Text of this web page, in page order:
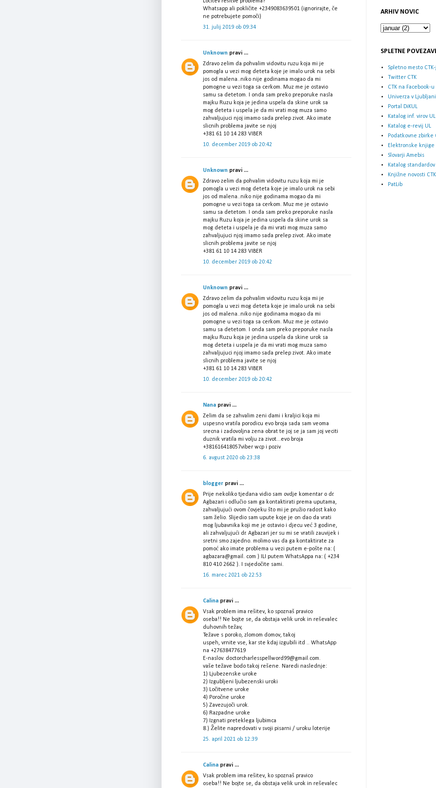
Whatsapp ali pokličite +2349083639501 (ignorirajte, če
ne potrebujete pomoči)
31. julij 2019 ob 09:34
Unknown pravi ...
Zdravo zelim da pohvalim vidovitu ruzu koja mi je
pomogla u vezi mog deteta koje je imalo urok na sebi
jos od malena..niko nije godinama mogao da mi
pomogne u vezi toga sa cerkom. Muz me je ostavio
samu sa detetom. I onda sam preko preporuke nasla
majku Ruzu koja je jedina uspela da skine urok sa
mog deteta i uspela je da mi vrati mog muza samo
zahvaljujuci njoj imamo sada prelep zivot. Ako imate
slicnih problema javite se njoj
+381 61 10 14 283 VIBER
10. december 2019 ob 20:42
Unknown pravi ...
Zdravo zelim da pohvalim vidovitu ruzu koja mi je
pomogla u vezi mog deteta koje je imalo urok na sebi
jos od malena..niko nije godinama mogao da mi
pomogne u vezi toga sa cerkom. Muz me je ostavio
samu sa detetom. I onda sam preko preporuke nasla
majku Ruzu koja je jedina uspela da skine urok sa
mog deteta i uspela je da mi vrati mog muza samo
zahvaljujuci njoj imamo sada prelep zivot. Ako imate
slicnih problema javite se njoj
+381 61 10 14 283 VIBER
10. december 2019 ob 20:42
Unknown pravi ...
Zdravo zelim da pohvalim vidovitu ruzu koja mi je
pomogla u vezi mog deteta koje je imalo urok na sebi
jos od malena..niko nije godinama mogao da mi
pomogne u vezi toga sa cerkom. Muz me je ostavio
samu sa detetom. I onda sam preko preporuke nasla
majku Ruzu koja je jedina uspela da skine urok sa
mog deteta i uspela je da mi vrati mog muza samo
zahvaljujuci njoj imamo sada prelep zivot. Ako imate
slicnih problema javite se njoj
+381 61 10 14 283 VIBER
10. december 2019 ob 20:42
Nana pravi ...
Zelim da se zahvalim zeni dami i kraljici koja mi
uspesno vratila porodicu evo broja sada sam veoma
srecna i zadovoljna zena obrat te joj se ja sam joj veciti
duznik vratila mi volju za zivot...evo broja
+381616418057viber wcp i poziv
6. avgust 2020 ob 23:38
blogger pravi ...
Prije nekoliko tjedana vidio sam ovdje komentar o dr.
Agbazari i odlučio sam ga kontaktirati prema uputama,
zahvaljujući ovom čovjeku što mi je pružio radost kako
sam želio. Slijedio sam upute koje je on dao da vrati
mog ljubavnika koji me je ostavio i djecu već 3 godine,
ali zahvaljujući dr. Agbazari jer su mi se vratili zauvijek i
sretni smo zajedno. molimo vas da ga kontaktirate za
pomoć ako imate problema u vezi putem e-pošte na: (
agbazara@gmail. com ) ILI putem WhatsAppa na: ( +234
810 410 2662 ). I svjedočite sami.
16. marec 2021 ob 22:53
Calina pravi ...
Vsak problem ima rešitev, ko spoznaš pravico
oseba!! Ne bojte se, da obstaja velik urok in reševalec
duhovnih težav,
Težave s poroko, zlomom domov, takoj
uspeh, vrnite vse, kar ste kdaj izgubili itd .. WhatsApp
na +27638477619
E-naslov. doctorcharlesspellword99@gmail.com.
vaše težave bodo takoj rešene. Naredi naslednje:
1) Ljubezenske uroke
2) Izgubljeni ljubezenski uroki
3) Ločitvene uroke
4) Poročne uroke
5) Zavezujoči urok.
6) Razpadne uroke
7) Izgnati preteklega ljubimca
8.) Želite napredovati v svoji pisarni / uroku loterije
25. april 2021 ob 12:39
Calina pravi ...
Vsak problem ima rešitev, ko spoznaš pravico
oseba!! Ne bojte se, da obstaja velik urok in reševalec
ARHIV NOVIC
SPLETNE
Spletno mesto
Twitter CTK
CTK na Facebook-u
Univerza v Ljubljani
Portal DiKUL
Katalog inf. virov UL
Katalog e-revij UL
Podatkovne zbirke
Elektronske knjige
Slovarji Amebis
Katalog standardov
Knjižne novosti
PatLib